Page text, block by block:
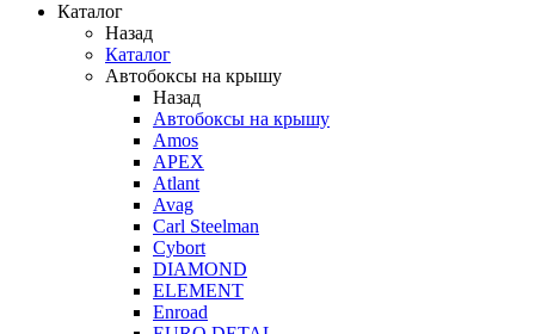
Каталог
Назад
Каталог
Автобоксы на крышу
Назад
Автобоксы на крышу
Amos
APEX
Atlant
Avag
Carl Steelman
Cybort
DIAMOND
ELEMENT
Enroad